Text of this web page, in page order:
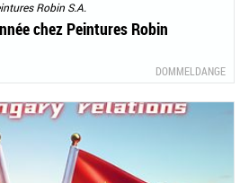
Robin S.A.
chez Peintures Robin
DOMMELDANGE